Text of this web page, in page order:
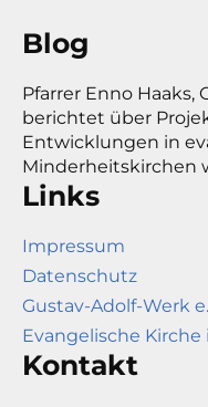
Blog
Pfarrer Enno Haaks,
berichtet über
Entwicklungen in
Minderheitskirchen
Links
Impressum
Datenschutz
Gustav-Adolf-Werk
Evangelische
Kontakt